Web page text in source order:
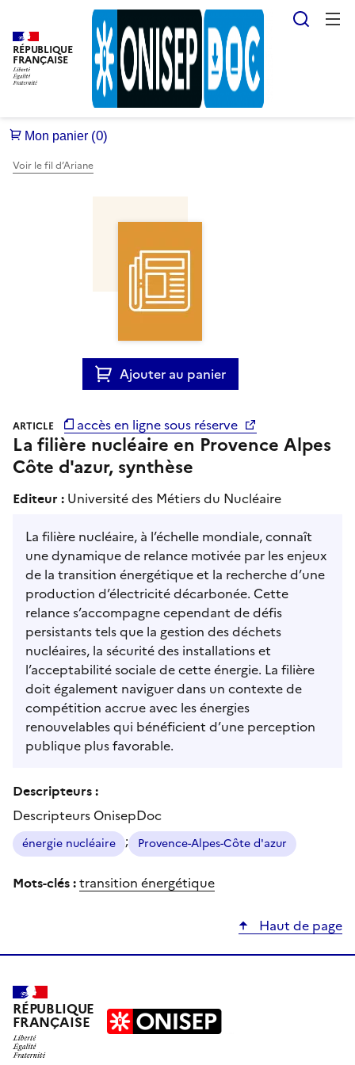
RÉPUBLIQUE
FRANÇAISE
Voir le fil d’Ariane
Ajouter au panier
accès en ligne sous réserve
ARTICLE
La filière nucléaire en Provence Alpes
Côte d'azur, synthèse
Editeur : Université des Métiers du Nucléaire
La filière nucléaire, à l’échelle mondiale, connaît
une dynamique de relance motivée par les enjeux
de la transition énergétique et la recherche d’une
production d’électricité décarbonée. Cette
relance s’accompagne cependant de défis
persistants tels que la gestion des déchets
nucléaires, la sécurité des installations et
l’acceptabilité sociale de cette énergie. La filière
doit également naviguer dans un contexte de
compétition accrue avec les énergies
renouvelables qui bénéficient d’une perception
publique plus favorable.
Descripteurs :
Descripteurs OnisepDoc
énergie nucléaire ; Provence-Alpes-Côte d'azur
Mots-clés :transition énergétique
Haut de page
RÉPUBLIQUE
FRANÇAISE